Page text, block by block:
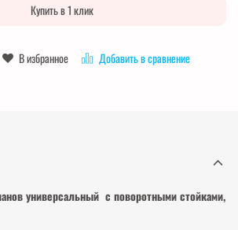
В избранное Добавить в сравнение
Купить в 1 клик
универсальный с поворотными стойками,